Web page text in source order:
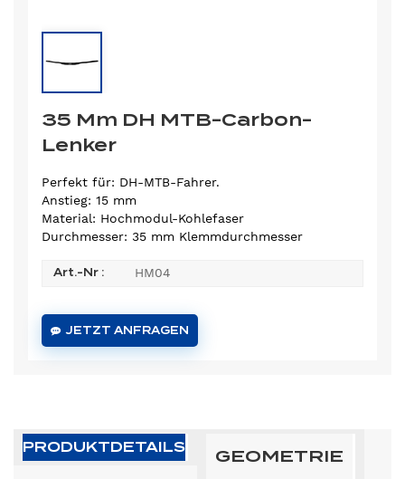
35 Mm DH MTB-Carbon-
Lenker
Perfekt für: DH-MTB-Fahrer.
Anstieg: 15 mm
Material: Hochmodul-Kohlefaser
Durchmesser: 35 mm Klemmdurchmesser
Art.-Nr : HM04
JETZT ANFRAGEN
PRODUKTDETAILS GEOMETRIE